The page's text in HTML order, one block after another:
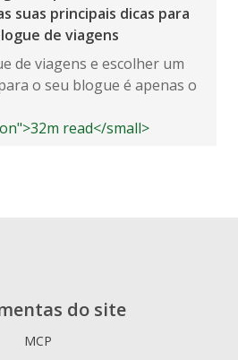
suas principais dicas para
de viagens
de viagens e escolher um
o seu blogue é apenas o
read</small>
do site
MCP